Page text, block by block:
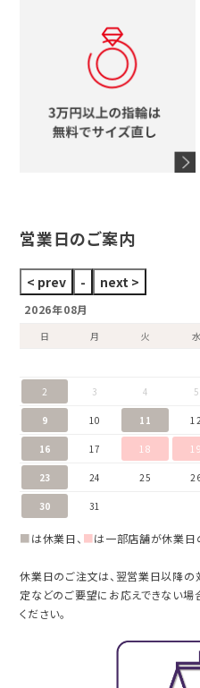
スタージュエリー
ウノアエレ
タグホイヤー
営業日のご案内
2026年08月
日 月 火 水
2 3 4 5
9 10 11
16 17 18 19
23 24 25
30 31
■は休業日、 ■は一部店舗が休業日
休業日のご注文は、翌営業日以降の
定などのご要望にお応えできない場
ください。